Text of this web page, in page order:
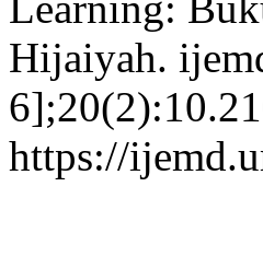
Hijaiyah.
https://